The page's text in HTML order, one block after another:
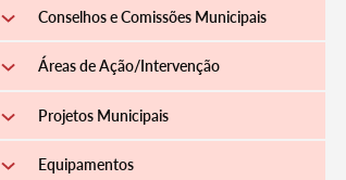
Conselhos e Comissões Municipais
Áreas de Ação/Intervenção
Projetos Municipais
Equipamentos